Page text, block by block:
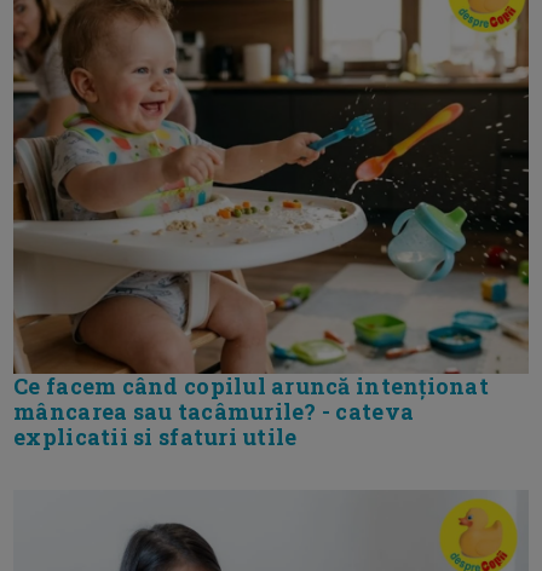
Ce facem când copilul aruncă intenționat
mâncarea sau tacâmurile? - cateva
explicatii si sfaturi utile